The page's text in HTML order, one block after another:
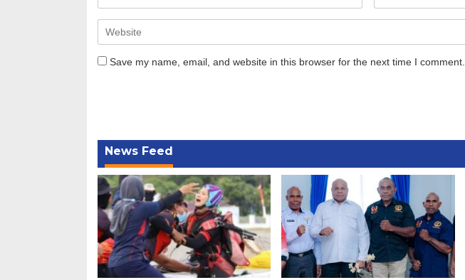
Save my name, email, and website in this browser for the next time I comment.
News Feed